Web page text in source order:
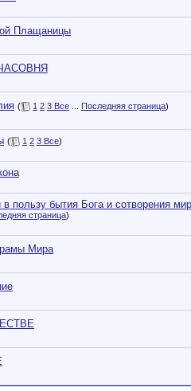
Плащаницы
( 1 2 3 Все Последняя страница)
( 1 2 3 Все)
пользу бытия Бога и сотворения
страница)
Мира